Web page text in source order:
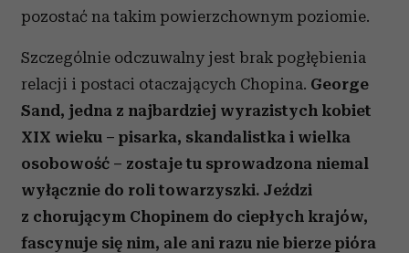
pozostać na takim powierzchownym poziomie.
Szczególnie odczuwalny jest brak pogłębienia
relacji i postaci otaczających Chopina. George
Sand, jedna z najbardziej wyrazistych kobiet
XIX wieku – pisarka, skandalistka i wielka
osobowość – zostaje tu sprowadzona niemal
wyłącznie do roli towarzyszki. Jeździ
z chorującym Chopinem do ciepłych krajów,
fascynuje się nim, ale ani razu nie bierze pióra